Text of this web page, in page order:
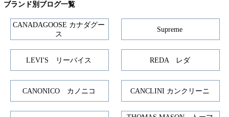
ブランド別ブログ一覧
CANADAGOOSE カナダグー
ス
Supreme
LEVI'S リーバイス REDA レダ
CANONICO カノニコ CANCLINI カンクリーニ